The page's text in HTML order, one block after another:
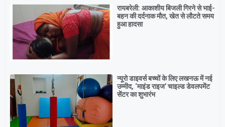
रायबरेली: आकाशीय बिजली गिरने से भाई-
बहन की दर्दनाक मौत, खेत से लौटते समय
हुआ हादसा
न्यूरो डाइवर्स बच्चों के लिए लखनऊ में नई
उम्मीद, ‘माइंड राइज’ चाइल्ड डेवलपमेंट
सेंटर का शुभारंभ